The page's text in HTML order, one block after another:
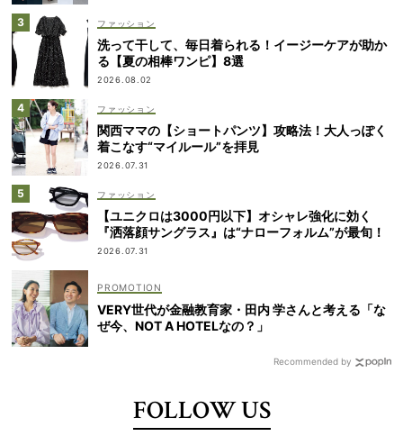
ファッション
洗って干して、毎日着られる！イージーケアが助か
る【夏の相棒ワンピ】8選
2026.08.02
ファッション
関西ママの【ショートパンツ】攻略法！大人っぽく
着こなす“マイルール”を拝見
2026.07.31
ファッション
【ユニクロは3000円以下】オシャレ強化に効く
『洒落顔サングラス』は“ナローフォルム”が最旬！
2026.07.31
VERY世代が金融教育家・田内 学さんと考える「な
ぜ今、NOT A HOTELなの？」
Recommended by
FOLLOW US